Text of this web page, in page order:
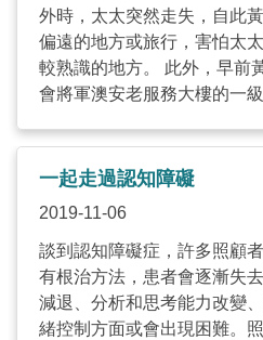
外時，太太突然走失，自此
偏遠的地方或旅行，害怕太
較熟識的地方。 此外，早前
會將軍澳安老服務大樓的一
儀），它是一件可讓使用者
為聲音的互動儀器，治療師
新的方法協助溝通困難或社
動。黃先生覺得這種訓練方
動，而太太在活動過程中亦
嘗試「樂齡科技」 香港聖公
於嘗試不同的「樂齡科技」
一起走過認知障礙
2019-11-06
談到認知障礙症，許多照顧
有根治方法，患者會逐漸失
減退、分析和思考能力改變
緒控制方面或會出現困難。